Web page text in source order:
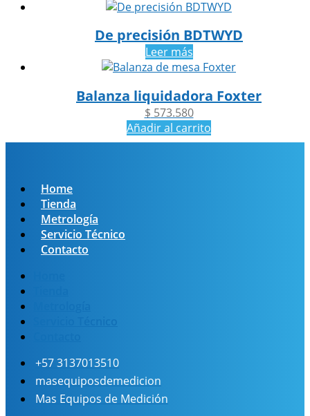
De precisión BDTWYD
Leer más
Balanza liquidadora Foxter
$ 573.580
Añadir al carrito
Home
Tienda
Metrología
Servicio Técnico
Contacto
+57 3137013510
masequiposdemedicion
Mas Equipos de Medición